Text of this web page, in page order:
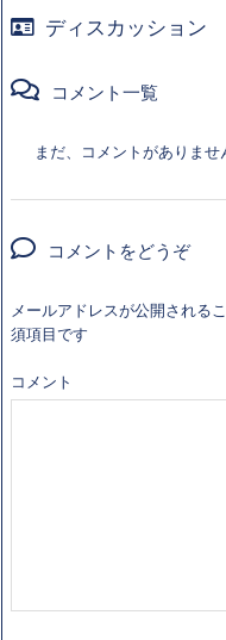
ディスカッション
コメント一覧
まだ、コメントがありませ
コメントをどうぞ
メールアドレスが公開される
須項目です
コメント